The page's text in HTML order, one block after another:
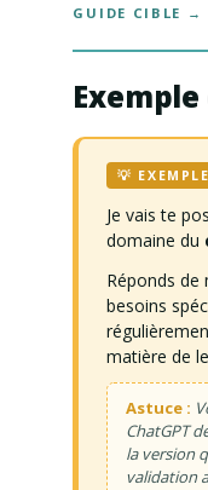
GUIDE CIBLE →
💡
Je vais te
domaine du
Réponds
besoins
matière de
Astuce :
ChatGPT
la version
validation